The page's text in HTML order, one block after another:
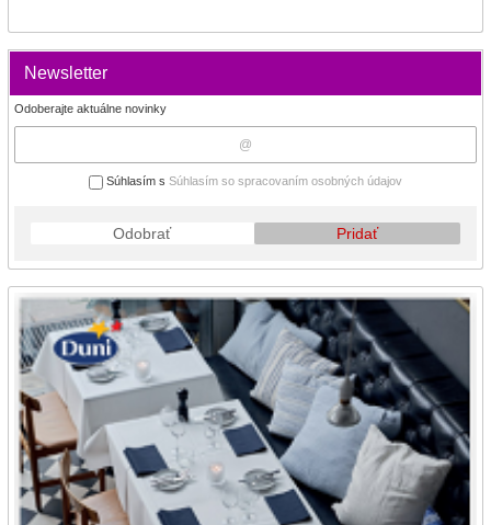
Newsletter
Odoberajte aktuálne novinky
Súhlasím s Súhlasím so spracovaním osobných údajov
Odobrať Pridať